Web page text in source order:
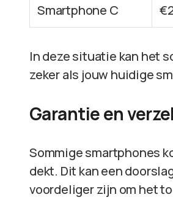
Smartphone C
In deze situatie kan het
zeker als jouw huidige
Garantie en
Sommige smartphones
dekt. Dit kan een
voordeliger zijn om het